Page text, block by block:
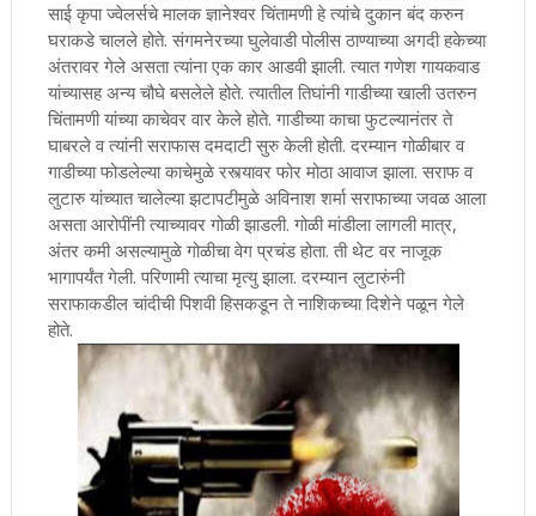
साई कृपा ज्वेलर्सचे मालक ज्ञानेश्वर चिंतामणी हे त्यांचे दुकान बंद करुन
घराकडे चालले होते. संगमनेरच्या घुलेवाडी पोलीस ठाण्याच्या अगदी हकेच्या
अंतरावर गेले असता त्यांना एक कार आडवी झाली. त्यात गणेश गायकवाड
यांच्यासह अन्य चौघे बसलेले होते. त्यातील तिघांनी गाडीच्या खाली उतरुन
चिंतामणी यांच्या काचेवर वार केले होते. गाडीच्या काचा फुटल्यानंतर ते
घाबरले व त्यांनी सराफास दमदाटी सुरु केली होती. दरम्यान गोळीबार व
गाडीच्या फोडलेल्या काचेमुळे रस्त्यावर फोर मोठा आवाज झाला. सराफ व
लुटारु यांच्यात चालेल्या झटापटीमुळे अविनाश शर्मा सराफाच्या जवळ आला
असता आरोपींनी त्याच्यावर गोळी झाडली. गोळी मांडीला लागली मात्र,
अंतर कमी असल्यामुळे गोळीचा वेग प्रचंड होता. ती थेट वर नाजूक
भागापर्यंत गेली. परिणामी त्याचा मृत्यु झाला. दरम्यान लुटारुंनी
सराफाकडील चांदीची पिशवी हिसकडून ते नाशिकच्या दिशेने पळून गेले
होते.